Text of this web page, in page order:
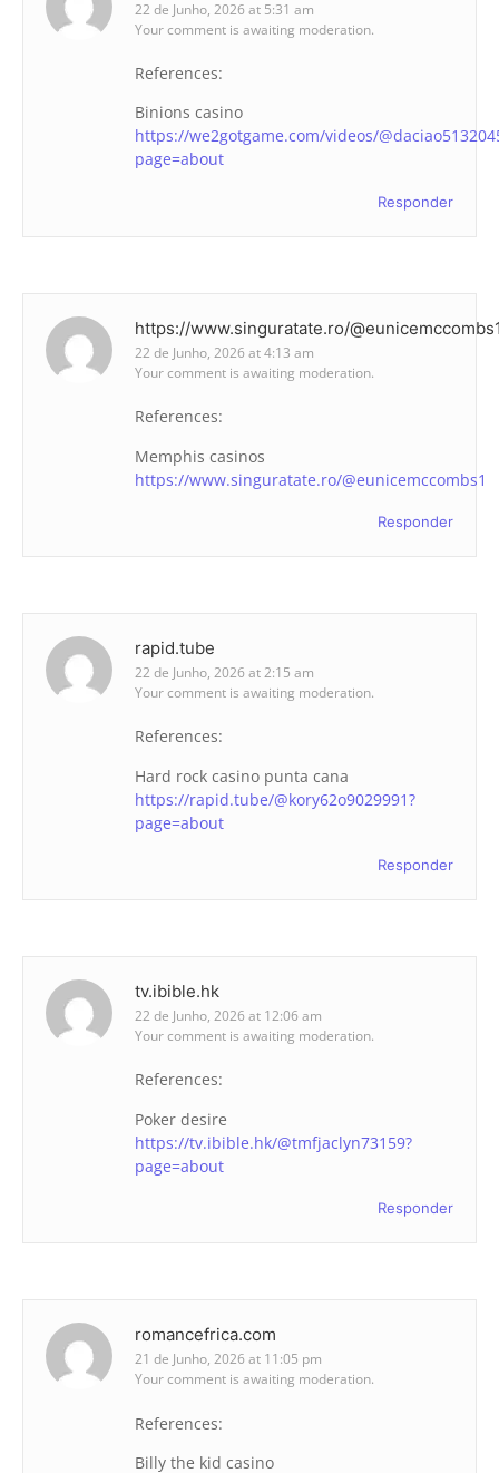
22 de Junho, 2026 at 5:31 am
Your comment is awaiting moderation.
References:
Binions casino
https://we2gotgame.com/videos/
page=about
Responder
https://www.singuratate.ro/
22 de Junho, 2026 at 4:13 am
Your comment is awaiting moderation.
References:
Memphis casinos
https://www.singuratate.ro/@eunicemccombs1
Responder
rapid.tube
22 de Junho, 2026 at 2:15 am
Your comment is awaiting moderation.
References:
Hard rock casino punta cana
https://rapid.tube/@kory62o9029991?
page=about
Responder
tv.ibible.hk
22 de Junho, 2026 at 12:06 am
Your comment is awaiting moderation.
References:
Poker desire
https://tv.ibible.hk/@tmfjaclyn73159?
page=about
Responder
romancefrica.com
21 de Junho, 2026 at 11:05 pm
Your comment is awaiting moderation.
References:
Billy the kid casino